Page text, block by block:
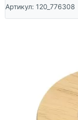
Артикул: 120_776308